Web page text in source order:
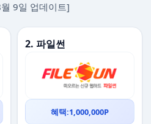
9일 업데이트]
2. 파일썬
혜택:1,000,000P